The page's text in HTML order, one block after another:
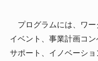
プログラムには、ワー
イベント、事業計画コ
サポート、イノベーシ